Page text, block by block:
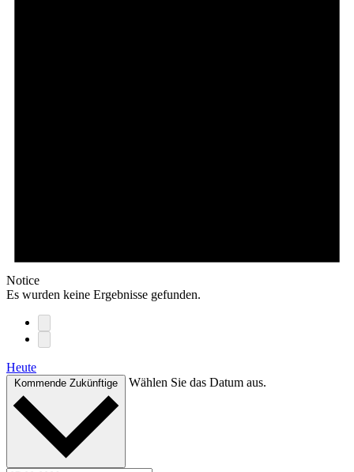
Notice
Es wurden keine Ergebnisse gefunden.
Heute
Kommende Zukünftige Wählen Sie das Datum aus.